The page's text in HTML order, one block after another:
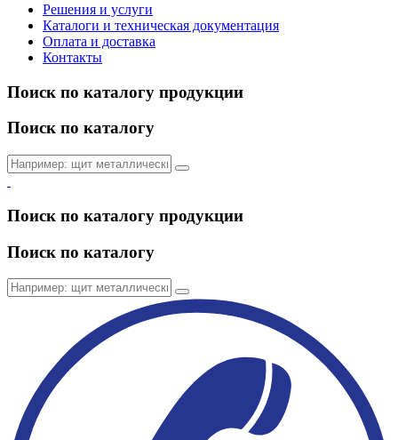
Решения и услуги
Каталоги и техническая документация
Оплата и доставка
Контакты
Поиск по каталогу продукции
Поиск по каталогу
Поиск по каталогу продукции
Поиск по каталогу